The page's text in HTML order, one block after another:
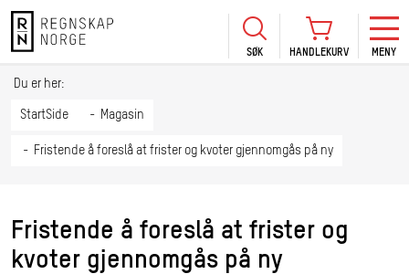
SØK HANDLEKURV MENY
TIL BETALING
Du er her:
StartSide Magasin
Fristende å foreslå at frister og kvoter gjennomgås på ny
Fristende å foreslå at frister og
kvoter gjennomgås på ny